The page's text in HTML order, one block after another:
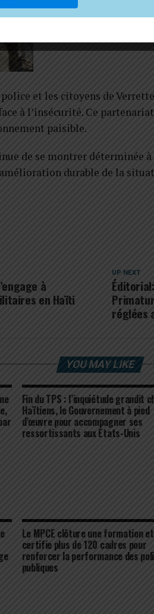
et les citoyens de
à l’insécurité. Ce
paisible.
de se montrer déterminée
durable de la
UP NEXT
réglées
à
en Haïti
YOU MAY LIKE
Fin du TPS : l’inquiétude grandit
Haïtiens, le Gouvernement à pied
d’œuvre pour accompagner ses
ressortissants aux États-Unis
Le MPCE clôture une formation et
certifie plus de 120 cadres pour
renforcer la performance des
publiques